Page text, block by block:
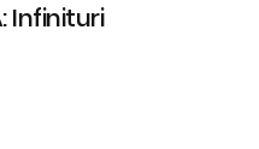
Infinituri